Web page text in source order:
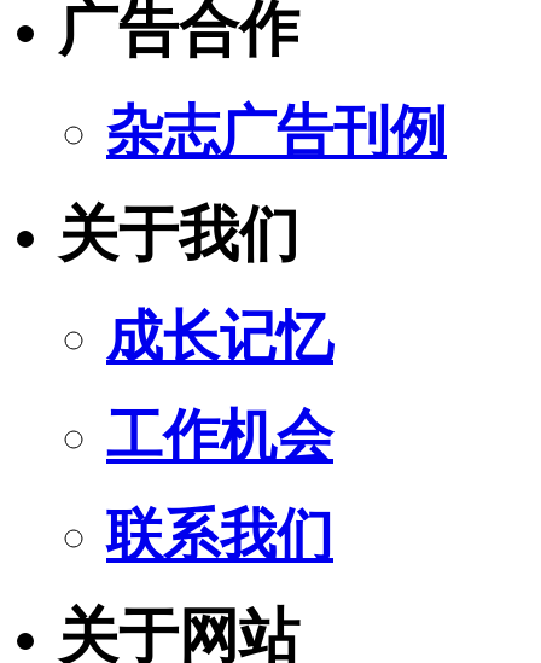
广告合作
杂志广告刊例
关于我们
成长记忆
工作机会
联系我们
关于网站